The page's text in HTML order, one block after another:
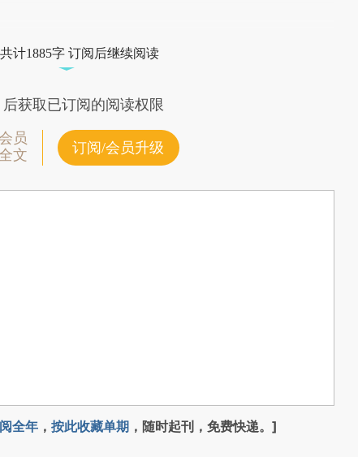
计1885字 订阅后继续阅读
获取已订阅的阅读权限
员
文
订阅/会员升级
全年 ， 按此收藏单期 ，随时起刊，免费快递。]